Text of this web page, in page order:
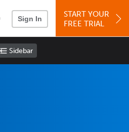
Sign In
START YOUR
FREE TRIAL
Sidebar